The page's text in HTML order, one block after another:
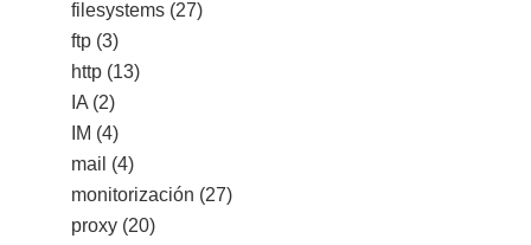
filesystems (27)
ftp (3)
http (13)
IA (2)
IM (4)
mail (4)
monitorización (27)
proxy (20)